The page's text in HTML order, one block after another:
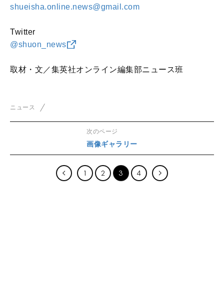
shueisha.online.news@gmail.com
Twitter
@shuon_news
取材・文／集英社オンライン編集部ニュース班
ニュース
次のページ
画像ギャラリー
1 2 3 4